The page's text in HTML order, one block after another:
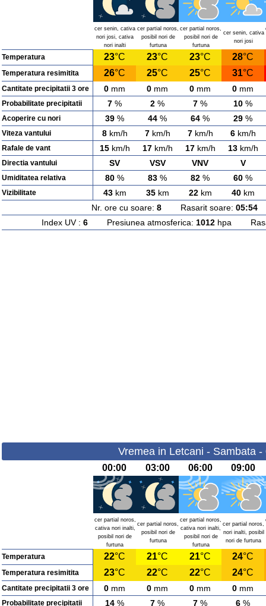
cer senin, cativa
nori josi, cativa
nori inalti
cer partial noros,
posibil nori de
furtuna
cer partial noros,
posibil nori de
furtuna
cer senin, cativa
nori josi
Temperatura 23°C 23°C 23°C 28°C
Temperatura resimitita 26°C 25°C 25°C 31°C
Cantitate precipitatii 3 ore 0 mm 0 mm 0 mm 0 mm
Probabilitate precipitatii 7 % 2 % 7 % 10 %
Acoperire cu nori 39 % 44 % 64 % 29 %
Viteza vantului 8km/h 7km/h 7km/h 6km/h
Rafale de vant 15km/h 17km/h 17km/h 13km/h
Directia vantului SV VSV VNV V
Umiditatea relativa 80 % 83 % 82 % 60 %
Vizibilitate 43km 35km 22km 40km
Nr. ore cu soare: 8Rasarit soare: 05:54
Index UV : 6 Presiunea atmosferica: 1012 hpa
Vremea in Letcani - Sambata -
00:00 03:00 06:00 09:00
cer partial noros,
cativa nori inalti,
posibil nori de
furtuna
cer partial noros,
posibil nori de
furtuna
cer partial noros,
cativa nori inalti,
posibil nori de
furtuna
cer partial noros,
nori inalti, posibil
nori de furtuna
Temperatura 22°C 21°C 21°C 24°C
Temperatura resimitita 23°C 22°C 22°C 24°C
Cantitate precipitatii 3 ore 0 mm 0 mm 0 mm 0 mm
Probabilitate precipitatii 14 % 7 % 7 % 6 %